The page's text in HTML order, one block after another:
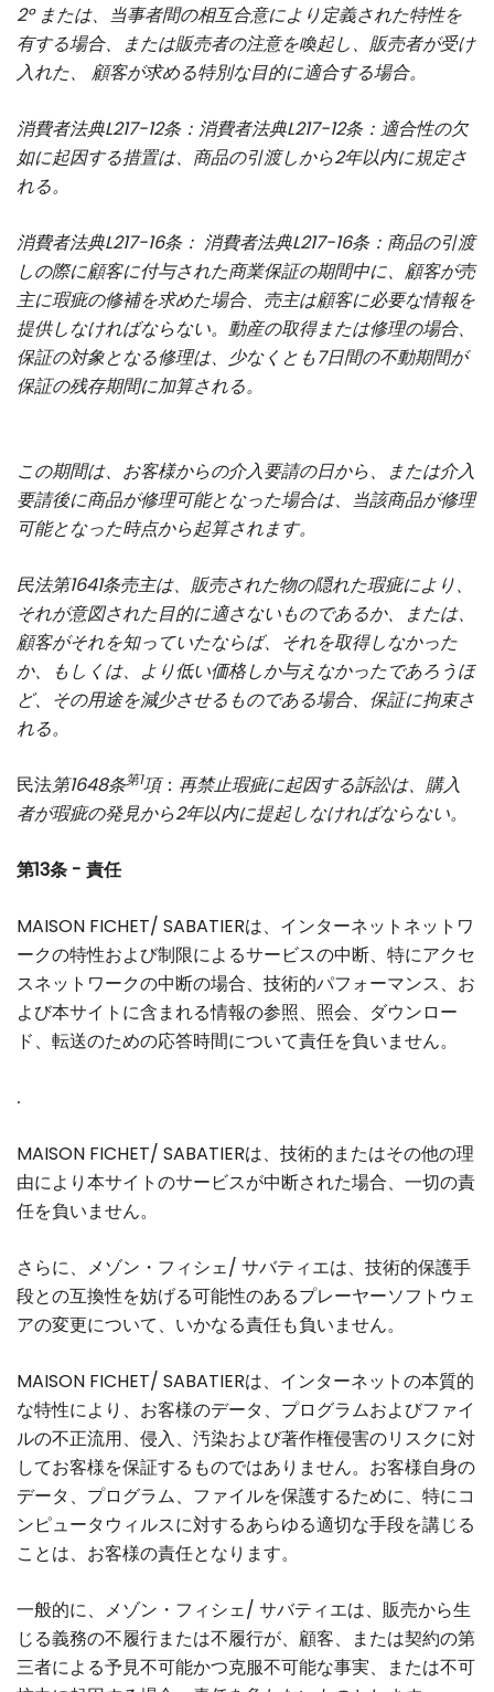
2° または、当事者間の相互合意により定義された特性を
有する場合、または販売者の注意を喚起し、販売者が受け
入れた、 顧客が求める特別な目的に適合する場合。
消費者法典L217-12条：消費者法典L217-12条：適合性の欠
如に起因する措置は、商品の引渡しから2年以内に規定さ
れる。
消費者法典L217-16条： 消費者法典L217-16条：商品の引渡
しの際に顧客に付与された商業保証の期間中に、顧客が売
主に瑕疵の修補を求めた場合、売主は顧客に必要な情報を
提供しなければならない。動産の取得または修理の場合、
保証の対象となる修理は、少なくとも7日間の不動期間が
保証の残存期間に加算される。
この期間は、お客様からの介入要請の日から、または介入
要請後に商品が修理可能となった場合は、当該商品が修理
可能となった時点から起算されます。
民法第1641条売主は、販売された物の隠れた瑕疵により、
それが意図された目的に適さないものであるか、または、
顧客がそれを知っていたならば、それを取得しなかった
か、もしくは、より低い価格しか与えなかったであろうほ
ど、その用途を減少させるものである場合、保証に拘束さ
れる。
民法第1648条第1項： 再禁止瑕疵に起因する訴訟は、購入
者が瑕疵の発見から2年以内に提起しなければならない。
第13条 - 責任
MAISON FICHET/ SABATIERは、インターネットネットワ
ークの特性および制限によるサービスの中断、特にアクセ
スネットワークの中断の場合、技術的パフォーマンス、お
よび本サイトに含まれる情報の参照、照会、ダウンロー
ド、転送のための応答時間について責任を負いません。
.
MAISON FICHET/ SABATIERは、技術的またはその他の理
由により本サイトのサービスが中断された場合、一切の責
任を負いません。
さらに、メゾン・フィシェ/ サバティエは、技術的保護手
段との互換性を妨げる可能性のあるプレーヤーソフトウェ
アの変更について、いかなる責任も負いません。
MAISON FICHET/ SABATIERは、インターネットの本質的
な特性により、お客様のデータ、プログラムおよびファイ
ルの不正流用、侵入、汚染および著作権侵害のリスクに対
してお客様を保証するものではありません。お客様自身の
データ、プログラム、ファイルを保護するために、特にコ
ンピュータウィルスに対するあらゆる適切な手段を講じる
ことは、お客様の責任となります。
一般的に、メゾン・フィシェ/ サバティエは、販売から生
じる義務の不履行または不履行が、顧客、または契約の第
三者による予見不可能かつ克服不可能な事実、または不可